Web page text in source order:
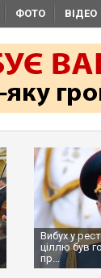
ФОТО ВІДЕО
Вибух у
ціллю був
пр...